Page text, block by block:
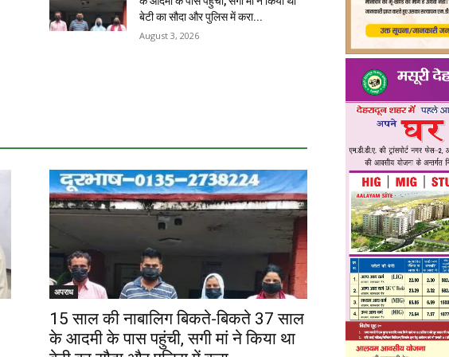
बेटी का सौदा और पुलिस में करा...
August 3, 2026
अपराध
15 साल की नाबालिग बिकते-बिकते 37 साल
के आदमी के पास पहुंची, सगी मां ने किया था